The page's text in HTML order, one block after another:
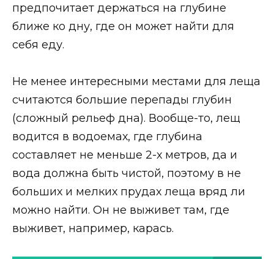
предпочитает держаться на глубине
ближе ко дну, где он может найти для
себя еду.
Не менее интересными местами для леща
считаются большие перепады глубин
(сложный рельеф дна). Вообще-то, лещ
водится в водоемах, где глубина
составляет не меньше 2-х метров, да и
вода должна быть чистой, поэтому в не
больших и мелких прудах леща вряд ли
можно найти. Он не выживет там, где
выживет, например, карась.